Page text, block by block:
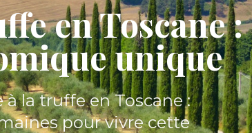
en Toscane :
unique
la truffe en Toscane :
pour vivre cette